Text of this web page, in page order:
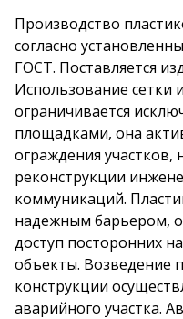
Производство
согласно
ГОСТ. Поставляется
Использование сетки
ограничивается
площадками, она
ограждения участков,
реконструкции
коммуникаций.
надежным барьером,
доступ посторонних
объекты. Возведение
конструкции
аварийного участка.